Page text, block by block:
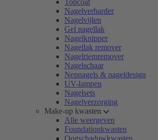
Topcoat
Nagelverharder
Nagelvijlen
Gel nagellak
Nagelknipper
Nagellak remover
Nagelriemremover
Nagelschaar
Nepnagels & nageldesign
UV-lampen
Nagelsets
Nagelverzorging
Make-up kwasten
Alle weergeven
Foundationkwasten
Oogschaduwkwasten